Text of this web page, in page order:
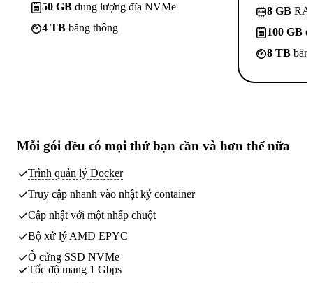
50 GB dung lượng đĩa NVMe
4 TB băng thông
8 GB
100 GB
8 TB
Mỗi gói đều có mọi thứ bạn cần và hơn thế nữa
Trình quản lý Docker
Truy cập nhanh vào nhật ký container
Cập nhật với một nhấp chuột
Bộ xử lý AMD EPYC
Ổ cứng SSD NVMe
Tốc độ mạng 1 Gbps